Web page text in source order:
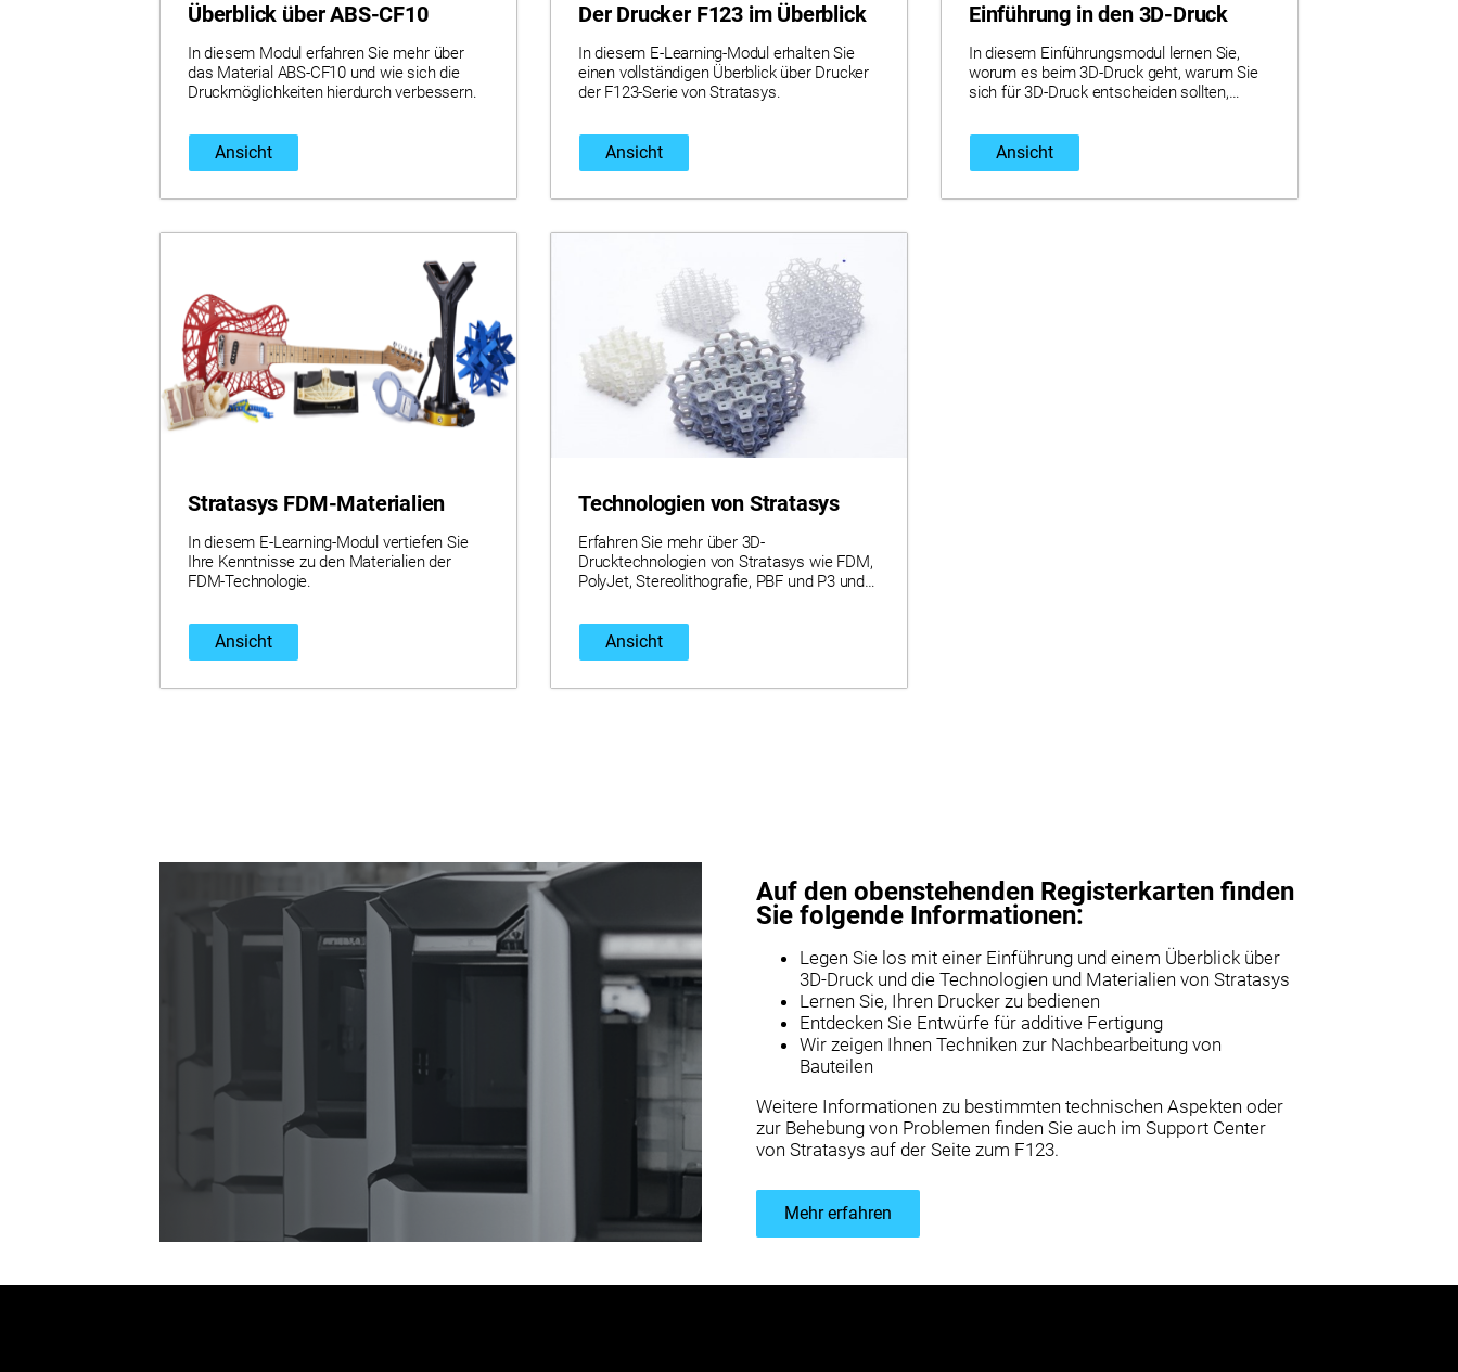
Überblick über ABS-CF10
In diesem Modul erfahren Sie mehr über
das Material ABS-CF10 und wie sich die
Druckmöglichkeiten hierdurch verbessern.
Ansicht
Der Drucker F123 im Überblick
In diesem E-Learning-Modul erhalten Sie
einen vollständigen Überblick über Drucker
der F123-Serie von Stratasys.
Ansicht
Einführung in den 3D-Druck
In diesem Einführungsmodul lernen Sie,
worum es beim 3D-Druck geht, warum Sie
sich für 3D-Druck entscheiden sollten,
und erhalten einen Überblick über Stratasys
und seine einzigartigen Lösungen.
Ansicht
Stratasys FDM-Materialien
In diesem E-Learning-Modul vertiefen Sie
Ihre Kenntnisse zu den Materialien der
FDM-Technologie.
Ansicht
Technologien von Stratasys
Erfahren Sie mehr über 3D-
Drucktechnologien von Stratasys wie FDM,
PolyJet, Stereolithografie, PBF und P3 und
einzigartigen Merkmale und Vorteile.
Ansicht
Auf den obenstehenden Registerkarten finden
Sie folgende Informationen:
Legen Sie los mit einer Einführung und einem Überblick über
3D-Druck und die Technologien und Materialien von Stratasys
Lernen Sie, Ihren Drucker zu bedienen
Entdecken Sie Entwürfe für additive Fertigung
Wir zeigen Ihnen Techniken zur Nachbearbeitung von
Bauteilen
Weitere Informationen zu bestimmten technischen Aspekten oder
zur Behebung von Problemen finden Sie auch im Support Center
von Stratasys auf der Seite zum F123.
Mehr erfahren